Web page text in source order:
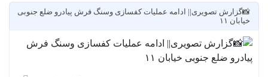
📸گزارش تصویری|| ادامه عملیات کفسازی وسنگ فرش پیادرو ضلع جنوبی
خیابان ۱۱